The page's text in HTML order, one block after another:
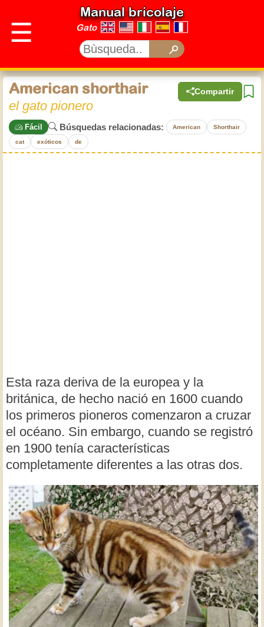
☰
Manual bricolaje
Gato
Compartir
American shorthair
el gato pionero
Fácil Búsquedas relacionadas: American Shorthair
cat exóticos de
Esta raza deriva de la europea y la
británica, de hecho nació en 1600 cuando
los primeros pioneros comenzaron a cruzar
el océano. Sin embargo, cuando se registró
en 1900 tenía características
completamente diferentes a las otras dos.